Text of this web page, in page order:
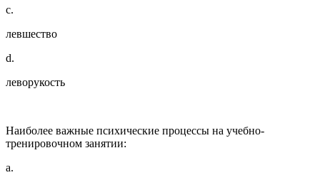
c.
левшество
d.
леворукость
Наиболее важные психические процессы на учебно-
тренировочном занятии:
a.